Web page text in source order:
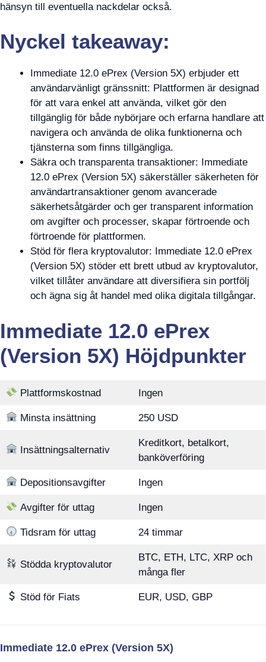
hänsyn till eventuella nackdelar också.
Nyckel takeaway:
Immediate 12.0 ePrex (Version 5X) erbjuder ett
användarvänligt gränssnitt: Plattformen är designad
för att vara enkel att använda, vilket gör den
tillgänglig för både nybörjare och erfarna handlare att
navigera och använda de olika funktionerna och
tjänsterna som finns tillgängliga.
Säkra och transparenta transaktioner: Immediate
12.0 ePrex (Version 5X) säkerställer säkerheten för
användartransaktioner genom avancerade
säkerhetsåtgärder och ger transparent information
om avgifter och processer, skapar förtroende och
förtroende för plattformen.
Stöd för flera kryptovalutor: Immediate 12.0 ePrex
(Version 5X) stöder ett brett utbud av kryptovalutor,
vilket tillåter användare att diversifiera sin portfölj
och ägna sig åt handel med olika digitala tillgångar.
Immediate 12.0 ePrex
(Version 5X) Höjdpunkter
Plattformskostnad Ingen
Minsta insättning 250 USD
Insättningsalternativ
Kreditkort, betalkort,
banköverföring
Depositionsavgifter Ingen
Avgifter för uttag Ingen
Tidsram för uttag 24 timmar
Stödda kryptovalutor
BTC, ETH, LTC, XRP och
många fler
Stöd för Fiats EUR, USD, GBP
Immediate 12.0 ePrex (Version 5X)